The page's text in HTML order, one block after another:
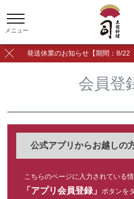
発送休業のお知らせ【期間：8/22
会員登
公式アプリからお越しの
こちらのページに入力されている
「アプリ会員登録」ボタンを